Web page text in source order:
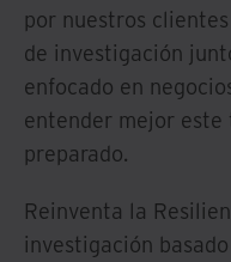
por nuestros
de investigación
enfocado en
entender mejor
preparado.
Reinventa la
investigación